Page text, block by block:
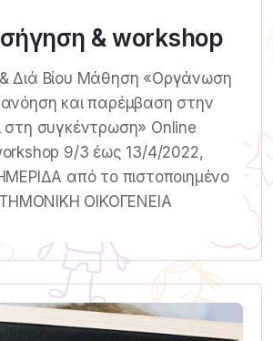
& workshop
Διά Βίου Μάθηση «Οργάνωση
και παρέμβαση στην
συγκέντρωση» Online
9/3 έως 13/4/2022,
από το πιστοποιημένο
ΟΙΚΟΓΕΝΕΙΑ